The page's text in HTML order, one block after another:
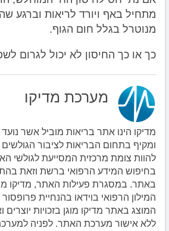
מתחיל באף ויורד לריאות וברגע
מנוטרל בגלל חום הגוף.
כך או כך החיסון לא יכול לגרום
מערכת מדיקו
מדיקו הינו אתר בריאות מוביל אשר
ומקיף בתחום הבריאות לציבור
להוות צומת מרכזית המסייעת לגולשי
בחיפוש המידע הרפואי ברשת וזאת
באתר. במסגרת פעילות האתר, מדיקו
המילון הרפואי בוידאו בהנחיית
המוצג באתר מדיקו מוגן בזכויות יוצרים
ללא אישור מערכת האתר. לפניה